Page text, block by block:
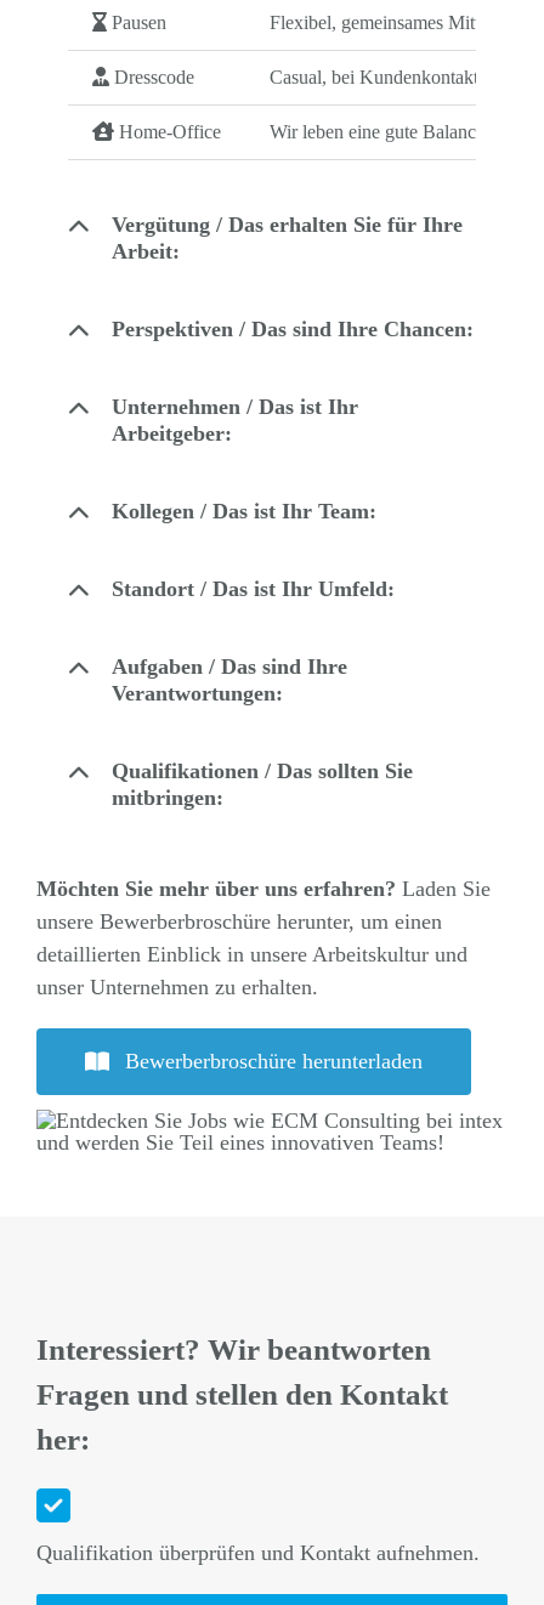
Pausen Flexibel, gemeinsames Mittagessen
Dresscode Casual, bei Kundenkontakt
Home-Office Wir leben eine gute Balance
Vergütung / Das erhalten Sie für Ihre
Arbeit:
Perspektiven / Das sind Ihre Chancen:
Unternehmen / Das ist Ihr
Arbeitgeber:
Kollegen / Das ist Ihr Team:
Standort / Das ist Ihr Umfeld:
Aufgaben / Das sind Ihre
Verantwortungen:
Qualifikationen / Das sollten Sie
mitbringen:
Möchten Sie mehr über uns erfahren? Laden Sie
unsere Bewerberbroschüre herunter, um einen
detaillierten Einblick in unsere Arbeitskultur und
unser Unternehmen zu erhalten.
Bewerberbroschüre herunterladen
Interessiert? Wir beantworten
Fragen und stellen den Kontakt
her:
Qualifikation überprüfen und Kontakt aufnehmen.